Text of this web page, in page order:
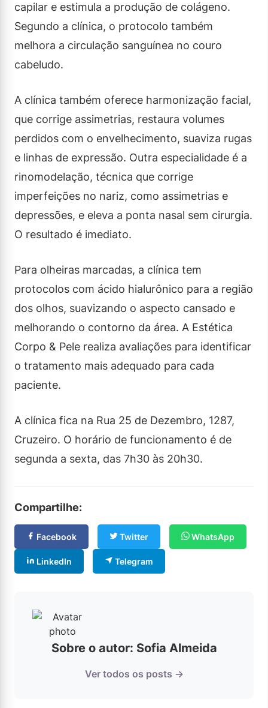
capilar e estimula a produção de colágeno.
Segundo a clínica, o protocolo também
melhora a circulação sanguínea no couro
cabeludo.
A clínica também oferece harmonização facial,
que corrige assimetrias, restaura volumes
perdidos com o envelhecimento, suaviza rugas
e linhas de expressão. Outra especialidade é a
rinomodelação, técnica que corrige
imperfeições no nariz, como assimetrias e
depressões, e eleva a ponta nasal sem cirurgia.
O resultado é imediato.
Para olheiras marcadas, a clínica tem
protocolos com ácido hialurônico para a região
dos olhos, suavizando o aspecto cansado e
melhorando o contorno da área. A Estética
Corpo & Pele realiza avaliações para identificar
o tratamento mais adequado para cada
paciente.
A clínica fica na Rua 25 de Dezembro, 1287,
Cruzeiro. O horário de funcionamento é de
segunda a sexta, das 7h30 às 20h30.
Compartilhe:
Facebook Twitter WhatsApp
LinkedIn Telegram
Sobre o autor: Sofia Almeida
Ver todos os posts →